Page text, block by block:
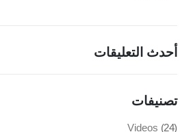
أحدث التعليقات
تصنيفات
Videos (24)
تواصل معنا